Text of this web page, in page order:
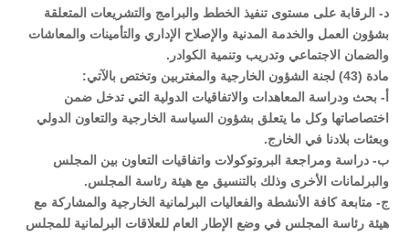
‌د- الرقابة على مستوى تنفيذ الخطط والبرامج والتشريعات المتعلقة
بشؤون العمل والخدمة المدنية والإصلاح الإداري والتأمينات والمعاشات
والضمان الاجتماعي وتدريب وتنمية الكوادر.
مادة (43) لجنة الشؤون الخارجية والمغتربين وتختص بالآتي:
‌أ- بحث ودراسة المعاهدات والاتفاقيات الدولية التي تدخل ضمن
اختصاصاتها وكل ما يتعلق بشؤون السياسة الخارجية والتعاون الدولي
وبعثات بلادنا في الخارج.
‌ب- دراسة ومراجعة البروتوكولات واتفاقيات التعاون بين المجلس
والبرلمانات الأخرى وذلك بالتنسيق مع هيئة رئاسة المجلس.
‌ج- متابعة كافة الأنشطة والفعاليات البرلمانية الخارجية والمشاركة مع
هيئة رئاسة المجلس في وضع الإطار العام للعلاقات البرلمانية للمجلس